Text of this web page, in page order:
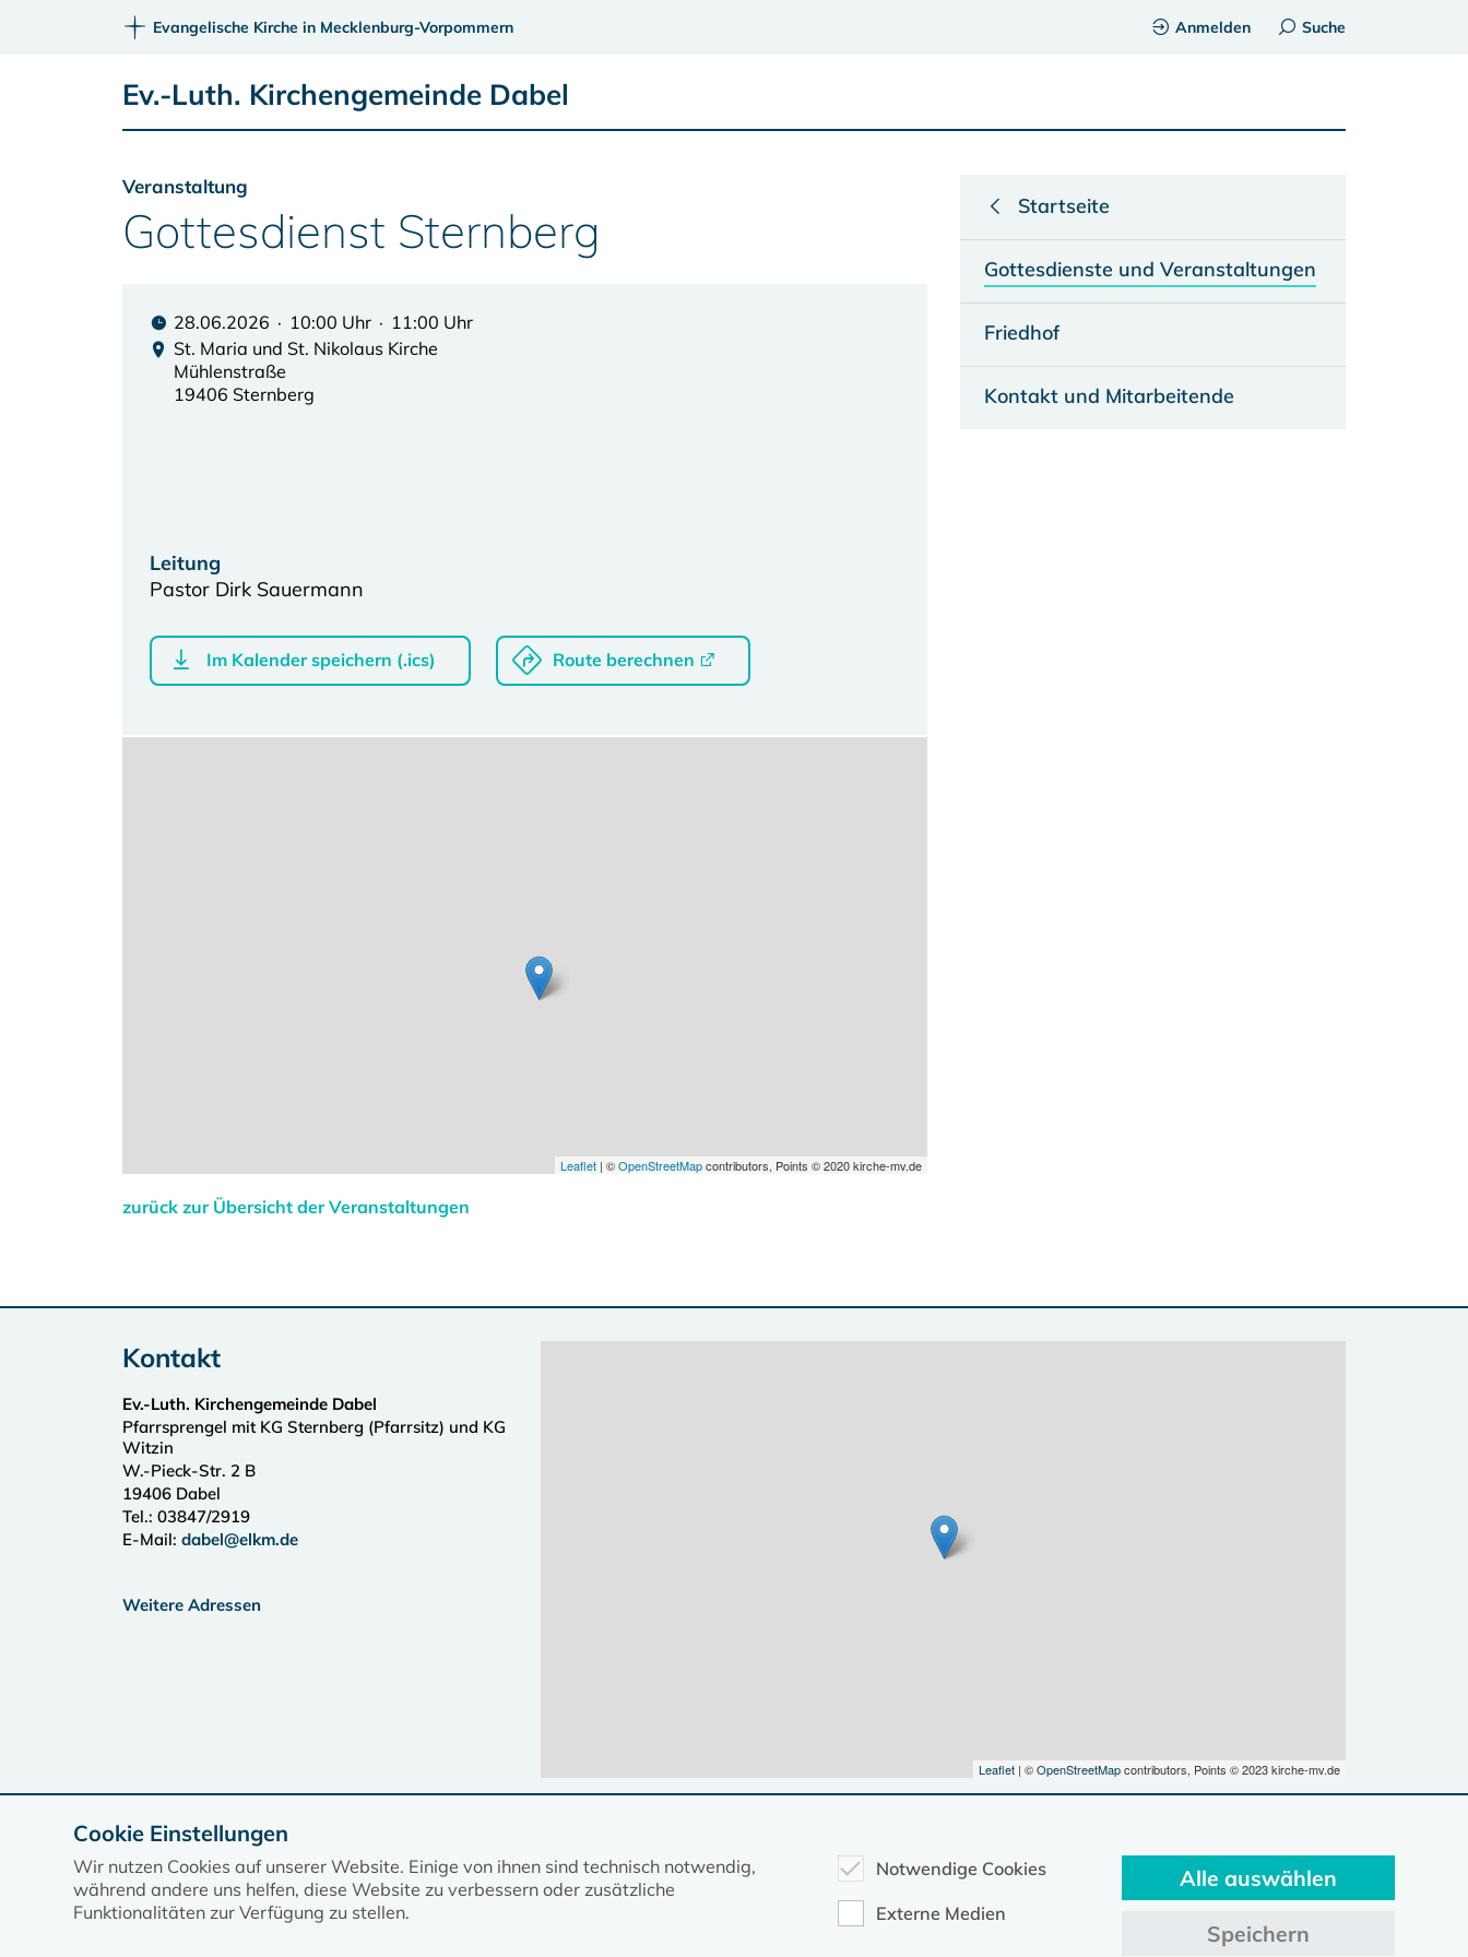
Evangelische Kirche in Mecklenburg-Vorpommern Anmelden Suche
Ev.-Luth. Kirchengemeinde Dabel
Veranstaltung
Gottesdienst Sternberg
28.06.2026 · 10:00 Uhr · 11:00 Uhr
St. Maria und St. Nikolaus Kirche
Mühlenstraße
19406 Sternberg
Leitung
Pastor Dirk Sauermann
Im Kalender speichern (.ics) Route berechnen
Leaflet| ©OpenStreetMapcontributors, Points © 2020 kirche-mv.de
zurück zur Übersicht der Veranstaltungen
Startseite
Gottesdienste und Veranstaltungen
Friedhof
Kontakt und Mitarbeitende
Kontakt
Ev.-Luth. Kirchengemeinde Dabel
Pfarrsprengel mit KG Sternberg (Pfarrsitz) und KG
Witzin
W.-Pieck-Str. 2 B
19406 Dabel
Tel.: 03847/2919
E-Mail: dabel@elkm.de
Weitere Adressen
Leaflet| ©OpenStreetMapcontributors, Points © 2023 kirche-mv.de
Diese Seite gehört zum Portal
kirche-mv.de
Evangelische Kirche in Mecklenburg-Vorpommern © 2026
Cookie Einstellungen
Wir nutzen Cookies auf unserer Website. Einige von ihnen sind technisch notwendig,
während andere uns helfen, diese Website zu verbessern oder zusätzliche
Funktionalitäten zur Verfügung zu stellen.
Notwendige Cookies
Externe Medien
Alle auswählen
Speichern